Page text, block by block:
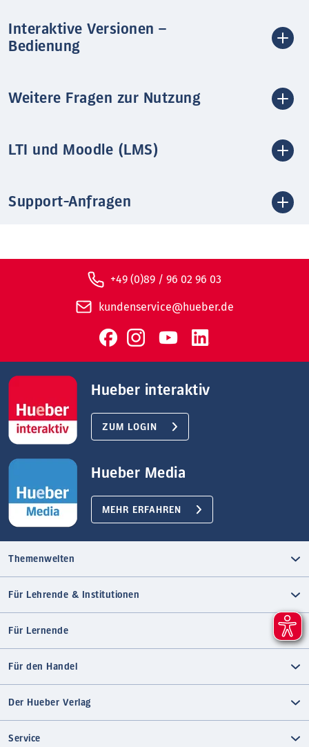
Interaktive Versionen –
Bedienung
Weitere Fragen zur Nutzung
LTI und Moodle (LMS)
Support-Anfragen
+49 (0)89 / 96 02 96 03
kundenservice@hueber.de
Hueber interaktiv
ZUM LOGIN
Hueber Media
MEHR ERFAHREN
Themenwelten
Für Lehrende & Institutionen
Für Lernende
Für den Handel
Der Hueber Verlag
Service